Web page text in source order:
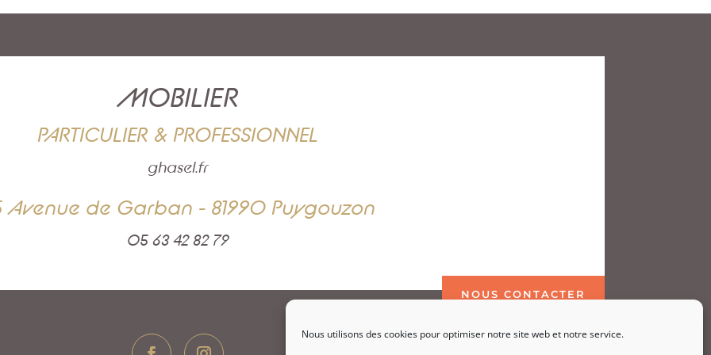
Nous utilisons des cookies pour optimiser notre site web et notre service.
MOBILIER
PARTICULIER & PROFESSIONNEL
ghasel.fr
Avenue de Garban - 81990 Puygouzon
05 63 42 82 79
NOUS CONTACTER